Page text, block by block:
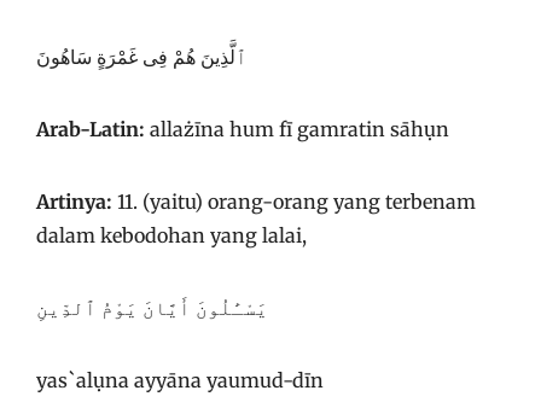
ٱلَّذِينَ هُمْ فِى غَمْرَةٍ سَاهُونَ
Arab-Latin: allażīna hum fī gamratin sāhụn
Artinya: 11. (yaitu) orang-orang yang terbenam
dalam kebodohan yang lalai,
يَسْـَٔلُونَ أَيَّانَ يَوْمُ ٱلدِّينِ
yas`alụna ayyāna yaumud-dīn